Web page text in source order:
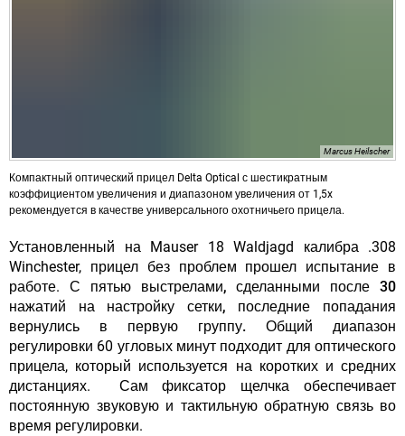
Marcus Heilscher
Компактный оптический прицел Delta Optical с шестикратным
коэффициентом увеличения и диапазоном увеличения от 1,5x
рекомендуется в качестве универсального охотничьего прицела.
Установленный на Mauser 18 Waldjagd калибра .308
Winchester, прицел без проблем прошел испытание в
работе. С пятью выстрелами, сделанными после 30
нажатий на настройку сетки, последние попадания
вернулись в первую группу. Общий диапазон
регулировки 60 угловых минут подходит для оптического
прицела, который используется на коротких и средних
дистанциях. Сам фиксатор щелчка обеспечивает
постоянную звуковую и тактильную обратную связь во
время регулировки.